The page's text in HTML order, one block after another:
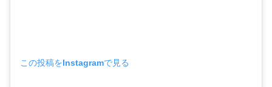
この投稿をInstagramで見る